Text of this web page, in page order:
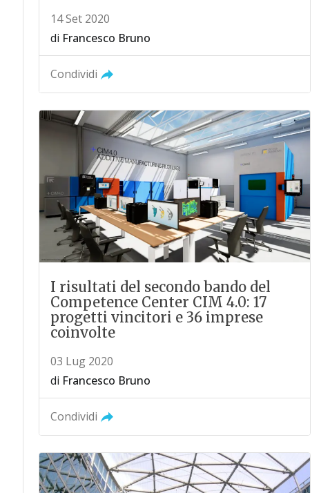
14 Set 2020
di Francesco Bruno
Condividi
I risultati del secondo bando del
Competence Center CIM 4.0: 17
progetti vincitori e 36 imprese
coinvolte
03 Lug 2020
di Francesco Bruno
Condividi